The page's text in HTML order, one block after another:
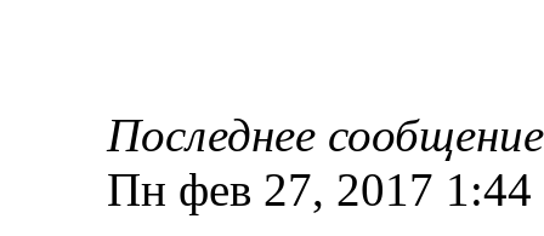
Последнее
Пн фев 27, 2017 1:44